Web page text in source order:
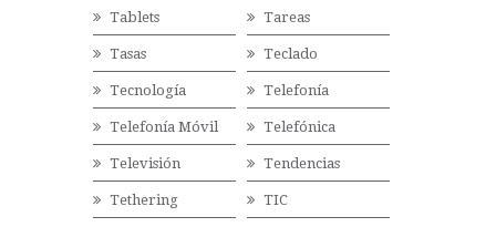
Tablets Tareas
Tasas Teclado
Tecnología Telefonía
Telefonía Móvil Telefónica
Televisión Tendencias
Tethering TIC